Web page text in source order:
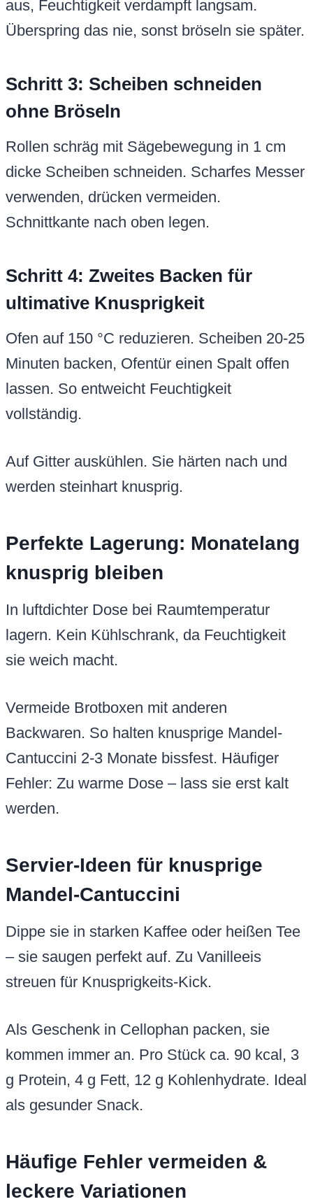
aus, Feuchtigkeit verdampft langsam.
Überspring das nie, sonst bröseln sie später.
Schritt 3: Scheiben schneiden
ohne Bröseln
Rollen schräg mit Sägebewegung in 1 cm
dicke Scheiben schneiden. Scharfes Messer
verwenden, drücken vermeiden.
Schnittkante nach oben legen.
Schritt 4: Zweites Backen für
ultimative Knusprigkeit
Ofen auf 150 °C reduzieren. Scheiben 20-25
Minuten backen, Ofentür einen Spalt offen
lassen. So entweicht Feuchtigkeit
vollständig.
Auf Gitter auskühlen. Sie härten nach und
werden steinhart knusprig.
Perfekte Lagerung: Monatelang
knusprig bleiben
In luftdichter Dose bei Raumtemperatur
lagern. Kein Kühlschrank, da Feuchtigkeit
sie weich macht.
Vermeide Brotboxen mit anderen
Backwaren. So halten knusprige Mandel-
Cantuccini 2-3 Monate bissfest. Häufiger
Fehler: Zu warme Dose – lass sie erst kalt
werden.
Servier-Ideen für knusprige
Mandel-Cantuccini
Dippe sie in starken Kaffee oder heißen Tee
– sie saugen perfekt auf. Zu Vanilleeis
streuen für Knusprigkeits-Kick.
Als Geschenk in Cellophan packen, sie
kommen immer an. Pro Stück ca. 90 kcal, 3
g Protein, 4 g Fett, 12 g Kohlenhydrate. Ideal
als gesunder Snack.
Häufige Fehler vermeiden &
leckere Variationen